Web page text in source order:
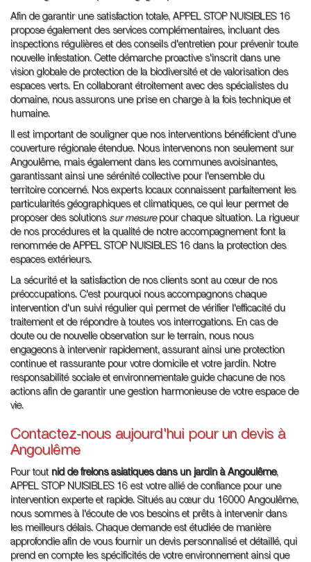
Afin de garantir une satisfaction totale, APPEL STOP NUISIBLES 16
propose également des services complémentaires, incluant des
inspections régulières et des conseils d'entretien pour prévenir toute
nouvelle infestation. Cette démarche proactive s'inscrit dans une
vision globale de protection de la biodiversité et de valorisation des
espaces verts. En collaborant étroitement avec des spécialistes du
domaine, nous assurons une prise en charge à la fois technique et
humaine.
Il est important de souligner que nos interventions bénéficient d'une
couverture régionale étendue. Nous intervenons non seulement sur
Angoulême, mais également dans les communes avoisinantes,
garantissant ainsi une sérénité collective pour l'ensemble du
territoire concerné. Nos experts locaux connaissent parfaitement les
particularités géographiques et climatiques, ce qui leur permet de
proposer des solutions sur mesurepour chaque situation. La rigueur
de nos procédures et la qualité de notre accompagnement font la
renommée de APPEL STOP NUISIBLES 16 dans la protection des
espaces extérieurs.
La sécurité et la satisfaction de nos clients sont au cœur de nos
préoccupations. C'est pourquoi nous accompagnons chaque
intervention d'un suivi régulier qui permet de vérifier l'efficacité du
traitement et de répondre à toutes vos interrogations. En cas de
doute ou de nouvelle observation sur le terrain, nous nous
engageons à intervenir rapidement, assurant ainsi une protection
continue et rassurante pour votre domicile et votre jardin. Notre
responsabilité sociale et environnementale guide chacune de nos
actions afin de garantir une gestion harmonieuse de votre espace de
vie.
Contactez-nous aujourd'hui pour un devis à
Angoulême
Pour tout nid de frelons asiatiques dans un jardin à Angoulême,
APPEL STOP NUISIBLES 16 est votre allié de confiance pour une
intervention experte et rapide. Situés au cœur du 16000 Angoulême,
nous sommes à l'écoute de vos besoins et prêts à intervenir dans
les meilleurs délais. Chaque demande est étudiée de manière
approfondie afin de vous fournir un devis personnalisé et détaillé, qui
prend en compte les spécificités de votre environnement ainsi que